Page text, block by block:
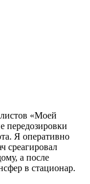
«Моей
Я оперативно
среагировал
а после
в стационар.